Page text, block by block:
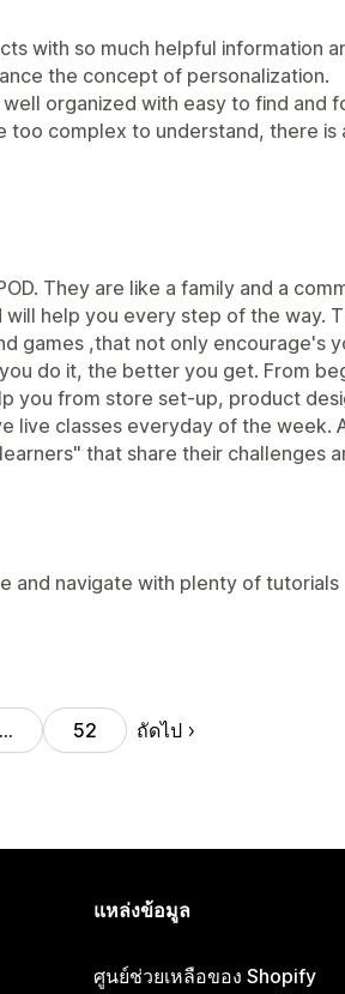
with so much helpful information
the concept of personalization.
organized with easy to find and
too complex to understand, there is
They are like a family and a
help you every step of the way.
games ,that not only encourage's
do it, the better you get. From
you from store set-up, product
live classes everyday of the week.
that share their challenges
and navigate with plenty of tutorials
… 52 ถัดไป
แหล่งข้อมูล
ศูนย์ช่วยเหลือของ Shopify